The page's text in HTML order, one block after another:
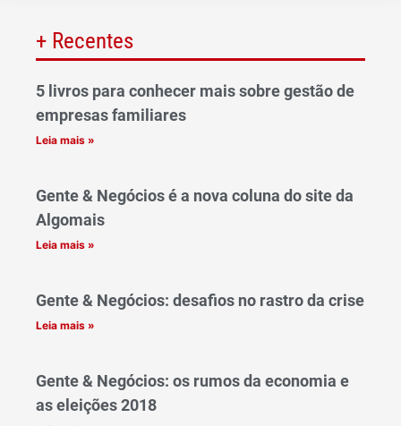
+ Recentes
5 livros para conhecer mais sobre gestão de
empresas familiares
Leia mais »
Gente & Negócios é a nova coluna do site da
Algomais
Leia mais »
Gente & Negócios: desafios no rastro da crise
Leia mais »
Gente & Negócios: os rumos da economia e
as eleições 2018